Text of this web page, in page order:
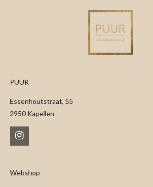
PUUR
Essenhoutstraat, 55
2950 Kapellen
I
n
a
Webshop